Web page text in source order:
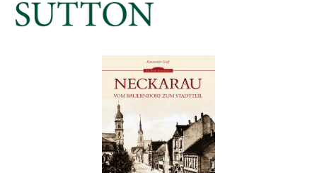
Bildergalerie überspringen